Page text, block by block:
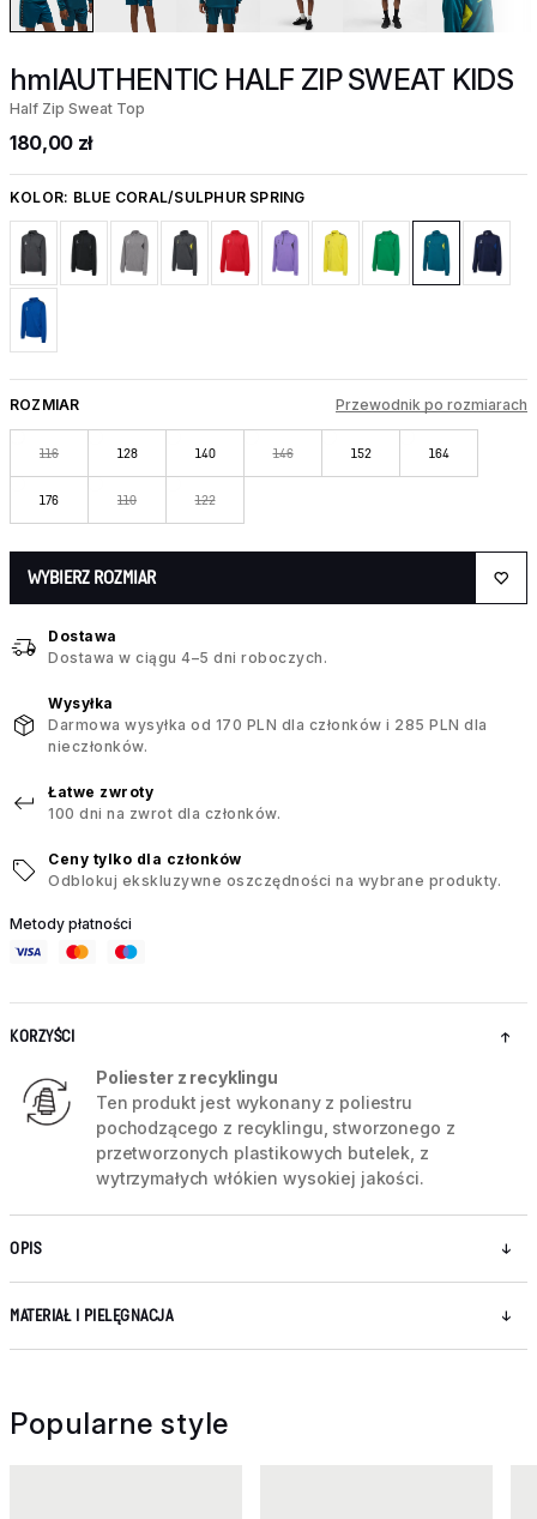
hmlAUTHENTIC HALF ZIP SWEAT KIDS
Half Zip Sweat Top
180,00 zł
KOLOR: BLUE CORAL/SULPHUR SPRING
ROZMIAR Przewodnik po rozmiarach
116 128 140 146 152 164
176 110 122
WYBIERZ ROZMIAR
Dostawa
Dostawa w ciągu 4–5 dni roboczych.
Wysyłka
Darmowa wysyłka od 170 PLN dla członków i 285 PLN dla
nieczłonków.
Łatwe zwroty
100 dni na zwrot dla członków.
Ceny tylko dla członków
Odblokuj ekskluzywne oszczędności na wybrane produkty.
Metody płatności
KORZYŚCI
Poliester z recyklingu
Ten produkt jest wykonany z poliestru
pochodzącego z recyklingu, stworzonego z
przetworzonych plastikowych butelek, z
wytrzymałych włókien wysokiej jakości.
OPIS
MATERIAŁ I PIELĘGNACJA
Popularne style